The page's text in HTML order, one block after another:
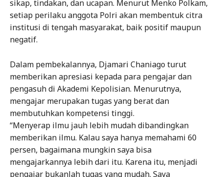
sikap, tindakan, dan ucapan. Menurut Menko Polkam,
setiap perilaku anggota Polri akan membentuk citra
institusi di tengah masyarakat, baik positif maupun
negatif.
Dalam pembekalannya, Djamari Chaniago turut
memberikan apresiasi kepada para pengajar dan
pengasuh di Akademi Kepolisian. Menurutnya,
mengajar merupakan tugas yang berat dan
membutuhkan kompetensi tinggi.
“Menyerap ilmu jauh lebih mudah dibandingkan
memberikan ilmu. Kalau saya hanya memahami 60
persen, bagaimana mungkin saya bisa
mengajarkannya lebih dari itu. Karena itu, menjadi
pengajar bukanlah tugas yang mudah. Saya